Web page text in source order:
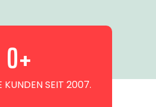
KUNDEN SEIT 2007.
0+